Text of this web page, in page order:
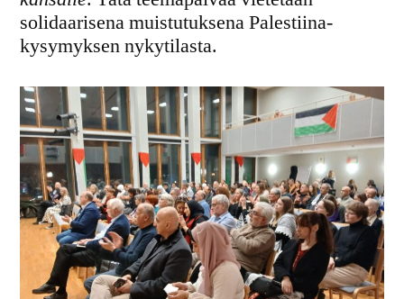
solidaarisena muistutuksena Palestiina-
kysymyksen nykytilasta.